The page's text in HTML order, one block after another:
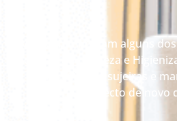
Veja como ficaram alguns
depois da Limpeza e
até 99% das sujeiras e
aspecto de novo